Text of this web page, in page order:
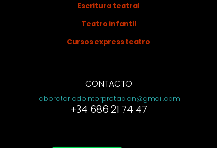
Escritura teatral
Teatro infantil
Cursos express teatro
CONTACTO
laboratoriodeinterpretacion@gmail.com
+34 686 21 74 47